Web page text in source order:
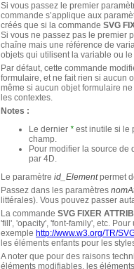
Si vous passez le premier
commande s’applique aux
créés que si la commande SVG
Si vous ne passez pas le premier
chaîne mais une référence de
objets qui utilisent la variable ou
Par défaut, cette commande
formulaire, et ne fait rien si aucun
même si aucun objet formulaire
les contextes.
Notes :
Le dernier * est inutile si le
champ.
Pour modifier la source de
par 4D.
Le paramètre id_Elementpermet
Passez dans les paramètres
littérales). Vous pouvez passer
La commande SVG FIXER
'fill', 'opacity', 'font-family', etc.
exemple http://www.w3.org/TR/
les éléments enfants pour les
A noter que pour des raisons
éléments modifiables, les